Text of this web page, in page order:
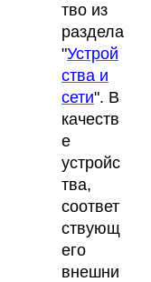
тво из
раздела
"Устрой
ства и
сети". В
качеств
е
устройс
тва,
соответ
ствующ
его
внешни